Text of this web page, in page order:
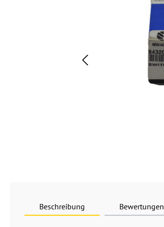
Beschreibung Bewertungen